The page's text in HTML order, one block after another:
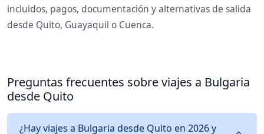
incluidos, pagos, documentación y alternativas de salida
desde Quito, Guayaquil o Cuenca.
Preguntas frecuentes sobre viajes a Bulgaria
desde Quito
¿Hay viajes a Bulgaria desde Quito en 2026 y